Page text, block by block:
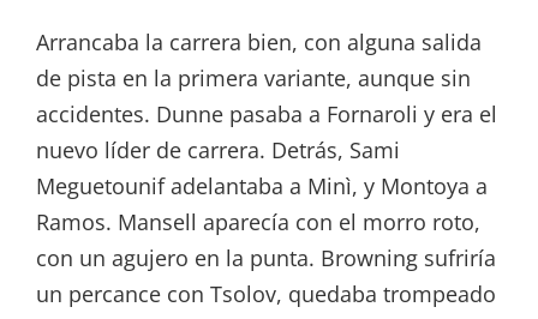
Arrancaba la carrera bien, con alguna salida
de pista en la primera variante, aunque sin
accidentes. Dunne pasaba a Fornaroli y era el
nuevo líder de carrera. Detrás, Sami
Meguetounif adelantaba a Minì, y Montoya a
Ramos. Mansell aparecía con el morro roto,
con un agujero en la punta. Browning sufriría
un percance con Tsolov, quedaba trompeado